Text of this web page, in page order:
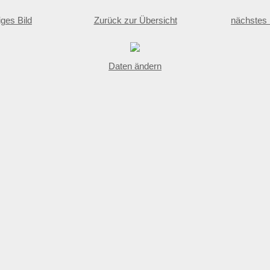
Bild Zurück zur Übersicht nächstes
Daten ändern